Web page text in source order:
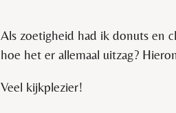
Als zoetigheid had ik donuts en
hoe het er allemaal uitzag?
Veel kijkplezier!